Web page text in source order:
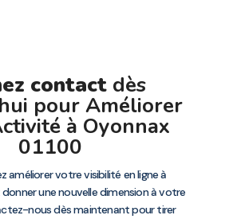
contact dès
pour Améliorer
à Oyonnax
01100
améliorer votre visibilité en ligne à
une nouvelle dimension à votre
nous dès maintenant pour tirer